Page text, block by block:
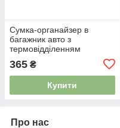
Сумка-органайзер в
багажник авто з
термовідділенням
365 ₴
Купити
Про нас